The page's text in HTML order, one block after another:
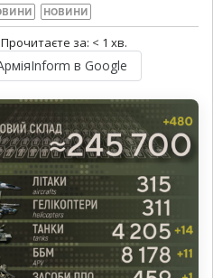
НОВИНИ
Прочитаєте за: < 1 хв.
в Google